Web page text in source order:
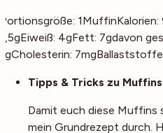
Portionsgröße: 1MuffinKalorien:
1,5gEiweiß: 4gFett: 7gdavon
gCholesterin: 7mg
Tipps & Tricks zu Muffins
Damit euch diese Muffins
mein Grundrezept durch.